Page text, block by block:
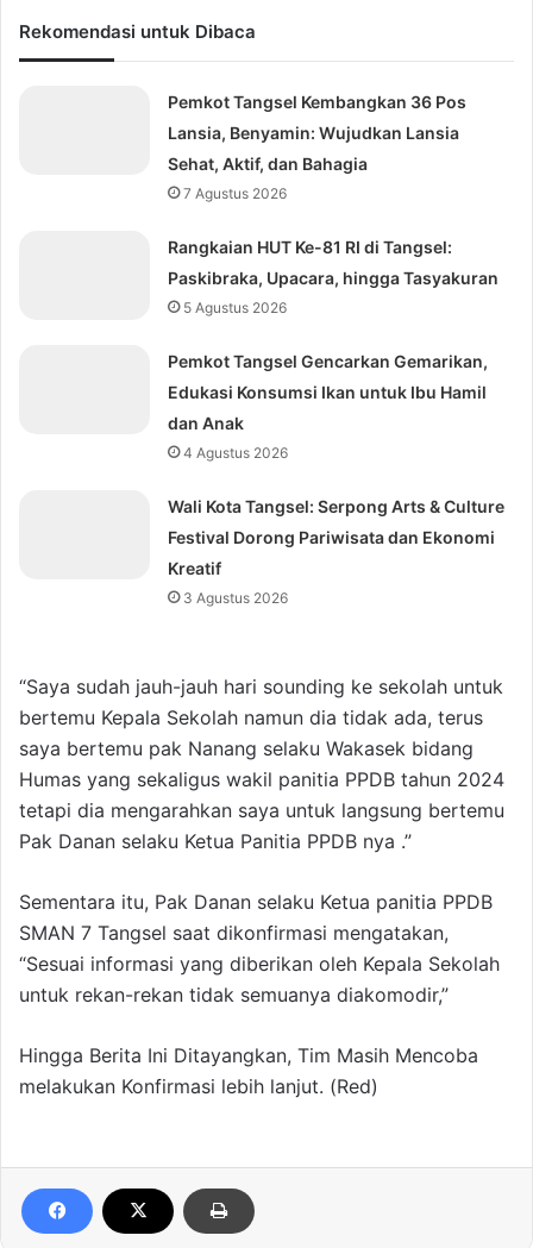
Rekomendasi untuk Dibaca
Pemkot Tangsel Kembangkan 36 Pos
Lansia, Benyamin: Wujudkan Lansia
Sehat, Aktif, dan Bahagia
7 Agustus 2026
Rangkaian HUT Ke-81 RI di Tangsel:
Paskibraka, Upacara, hingga Tasyakuran
5 Agustus 2026
Pemkot Tangsel Gencarkan Gemarikan,
Edukasi Konsumsi Ikan untuk Ibu Hamil
dan Anak
4 Agustus 2026
Wali Kota Tangsel: Serpong Arts & Culture
Festival Dorong Pariwisata dan Ekonomi
Kreatif
3 Agustus 2026
“Saya sudah jauh-jauh hari sounding ke sekolah untuk
bertemu Kepala Sekolah namun dia tidak ada, terus
saya bertemu pak Nanang selaku Wakasek bidang
Humas yang sekaligus wakil panitia PPDB tahun 2024
tetapi dia mengarahkan saya untuk langsung bertemu
Pak Danan selaku Ketua Panitia PPDB nya .”
Sementara itu, Pak Danan selaku Ketua panitia PPDB
SMAN 7 Tangsel saat dikonfirmasi mengatakan,
“Sesuai informasi yang diberikan oleh Kepala Sekolah
untuk rekan-rekan tidak semuanya diakomodir,”
Hingga Berita Ini Ditayangkan, Tim Masih Mencoba
melakukan Konfirmasi lebih lanjut. (Red)